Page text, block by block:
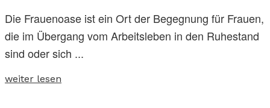
Die Frauenoase ist ein Ort der Begegnung für Frauen,
die im Übergang vom Arbeitsleben in den Ruhestand
sind oder sich ...
weiter lesen